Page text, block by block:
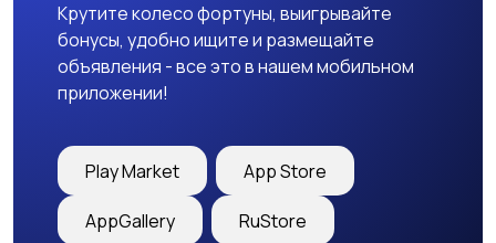
Крутите колесо фортуны, выигрывайте
бонусы, удобно ищите и размещайте
объявления - все это в нашем мобильном
приложении!
Play Market App Store
AppGallery RuStore